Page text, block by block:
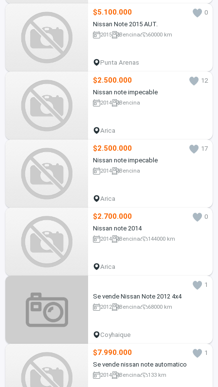
$5.100.000
0
Nissan Note 2015 AUT.
2015 Bencina 60000 km
Punta Arenas
$2.500.000
12
Nissan note impecable
2014 Bencina
Arica
$2.500.000
17
Nissan note impecable
2014 Bencina
Arica
$2.700.000
0
Nissan note 2014
2014 Bencina 144000 km
Arica
1
Se vende Nissan Note 2012 4x4
2012 Bencina 68000 km
Coyhaique
$7.990.000
1
Se vende nissan note automatico
2014 Bencina 133 km